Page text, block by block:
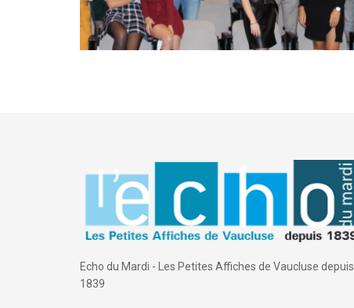
Echo du Mardi - Les Petites Affiches de Vaucluse depuis
1839